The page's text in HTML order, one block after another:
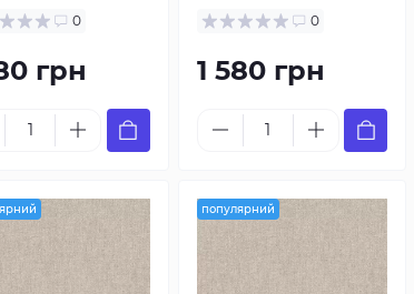
0
грн
0
1 580 грн
популярний